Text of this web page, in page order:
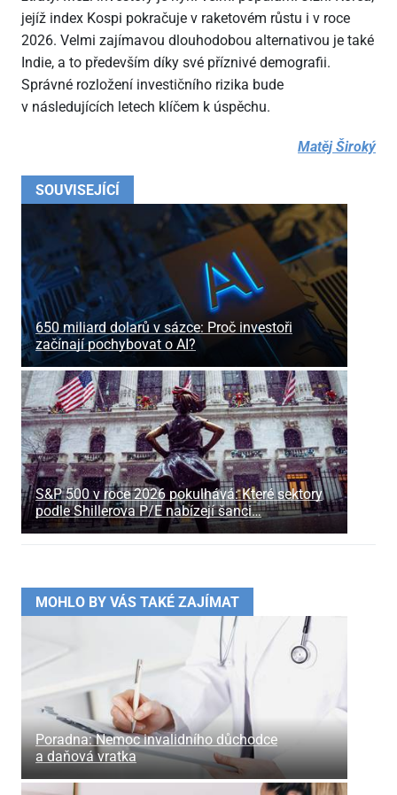
SOUVISEJÍCÍ
650 miliard dolarů v sázce: Proč investoři
začínají pochybovat o AI?
S&P 500 v roce 2026 pokulhává: Které sektory
podle Shillerova P/E nabízejí šanci…
jejíž index Kospi pokračuje v raketovém růstu i v roce
2026. Velmi zajímavou dlouhodobou alternativou je také
Indie, a to především díky své příznivé demografii.
Správné rozložení investičního rizika bude
v následujících letech klíčem k úspěchu.
Matěj Široký
MOHLO BY VÁS TAKÉ ZAJÍMAT
Poradna: Nemoc invalidního důchodce
a daňová vratka